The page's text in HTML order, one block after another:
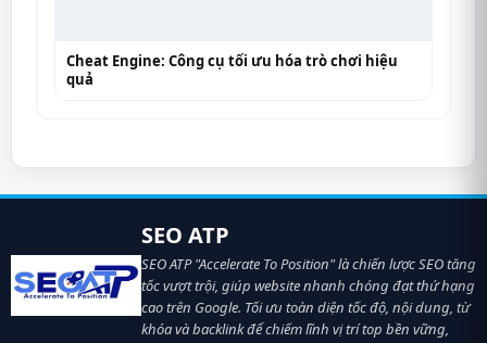
Cheat Engine: Công cụ tối ưu hóa trò chơi hiệu
quả
SEO ATP
SEO ATP "Accelerate To Position" là chiến lược SEO tăng
tốc vượt trội, giúp website nhanh chóng đạt thứ hạng
cao trên Google. Tối ưu toàn diện tốc độ, nội dung, từ
khóa và backlink để chiếm lĩnh vị trí top bền vững,